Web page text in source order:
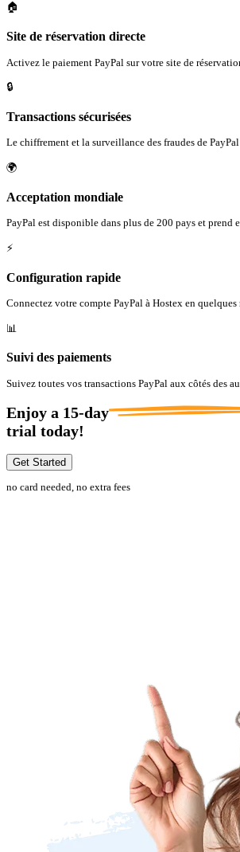
🏠
Site de réservation directe
Activez le paiement PayPal sur votre site de
🔒
Transactions sécurisées
Le chiffrement et la surveillance des fraudes de
🌍
Acceptation mondiale
PayPal est disponible dans plus de 200 pays et
⚡
Configuration rapide
Connectez votre compte PayPal à Hostex en
📊
Suivi des paiements
Suivez toutes vos transactions PayPal aux côtés des
Enjoy a 15-day
trial today!
Get Started
no card needed, no extra fees